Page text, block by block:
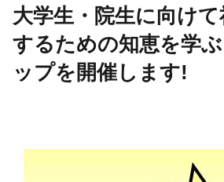
あいち産のご紹介
あいちの園芸
あいちの野菜
安全・安心へのこだわり
安全・安心へのこだわり
あいち産 青果物の安全・安心
あいち産 お米の安全・安心
あいちの農業
大学生・院生に向け
するための知恵を学
ップを開催します!